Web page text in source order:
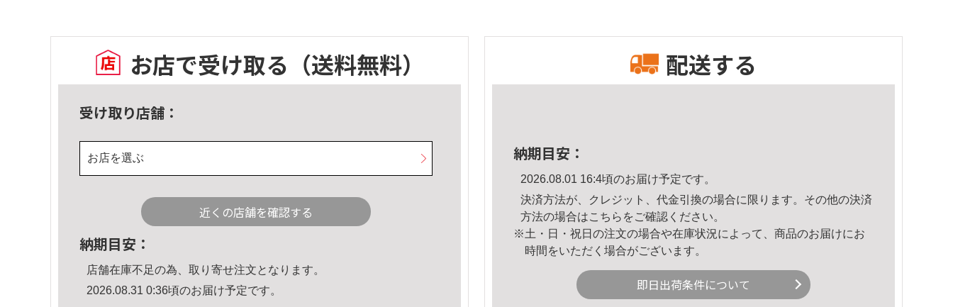
お店で受け取る （送料無料）
受け取り店舗：
お店を選ぶ
近くの店舗を確認する
納期目安：
店舗在庫不足の為、取り寄せ注文となります。
2026.08.31 0:36頃のお届け予定です。
配送する
納期目安：
2026.08.01 16:4頃のお届け予定です。
決済方法が、クレジット、代金引換の場合に限ります。その他の決済
方法の場合はこちら をご確認ください。
※土・日・祝日の注文の場合や在庫状況によって、商品のお届けにお
時間をいただく場合がございます。
即日出荷条件について